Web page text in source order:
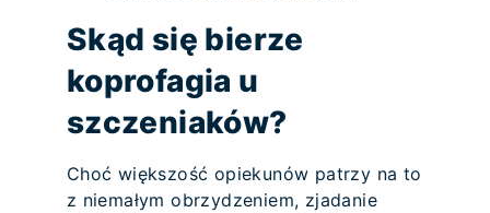
Skąd się bierze
koprofagia u
szczeniaków?
Choć większość opiekunów patrzy na to
z niemałym obrzydzeniem, zjadanie